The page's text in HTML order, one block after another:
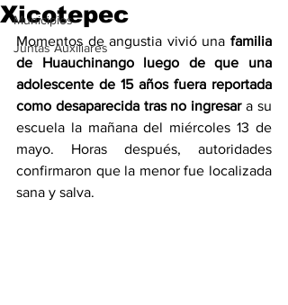
Municipios
Juntas Auxiliares
Xicotepec
Momentos de angustia vivió una familia
de Huauchinango luego de que una
adolescente de 15 años fuera reportada
como desaparecida tras no ingresar a su
escuela la mañana del miércoles 13 de
mayo. Horas después, autoridades
confirmaron que la menor fue localizada
sana y salva.